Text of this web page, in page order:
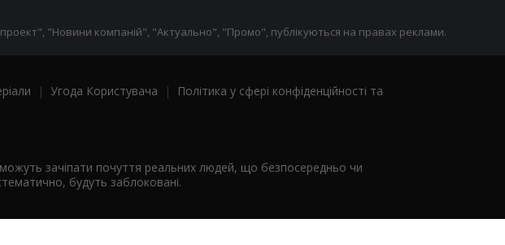
"Новини компаній", "Актуально", "Промо", публікуються на правах реклами.
| Угода Користувача |
Політика у сфері конфіденційності та
зачіпати почуття реальних людей, що безпосередньо чи
будуть заблоковані.